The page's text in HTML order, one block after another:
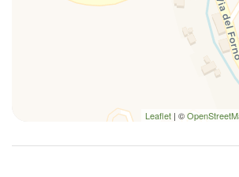
Leaflet | ©